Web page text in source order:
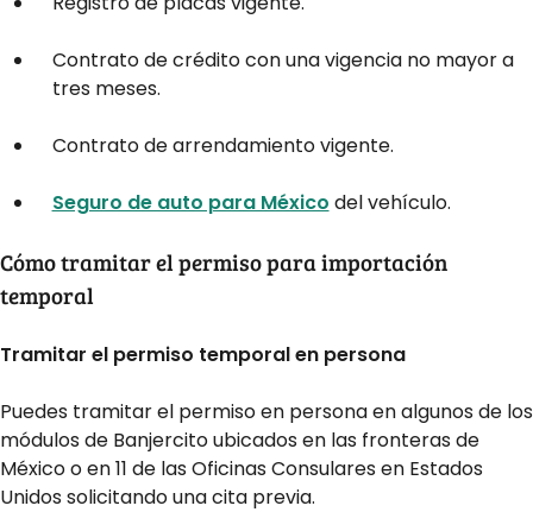
Contrato de crédito con una vigencia no mayor a
tres meses.
Contrato de arrendamiento vigente.
Seguro de auto para México del vehículo.
Cómo tramitar el permiso para importación
temporal
Tramitar el permiso temporal en persona
Puedes tramitar el permiso en persona en algunos de los
módulos de Banjercito ubicados en las fronteras de
México o en 11 de las Oficinas Consulares en Estados
Unidos solicitando una cita previa.